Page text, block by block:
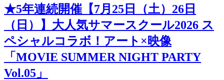
★5年連続開催【7月25日（土）26日
（日）】大人気サマースクール2026 ス
ペシャルコラボ！アート×映像
「MOVIE SUMMER NIGHT PARTY
Vol.05」